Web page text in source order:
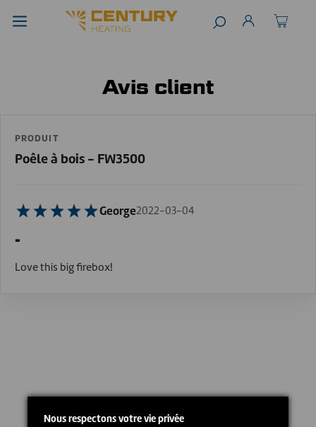
Avis client
PRODUIT
Poêle à bois - FW3500
George2022-03-04
-
Love this big firebox!
Nous respectons votre vie privée